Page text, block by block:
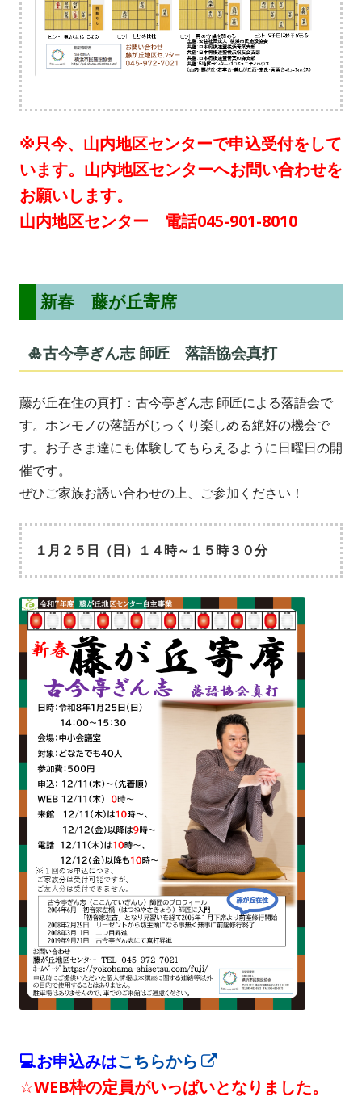
※只今、山内地区センターで申込受付をして
います。山内地区センターへお問い合わせを
お願いします。
山内地区センター 電話045-901-8010
新春 藤が丘寄席
🎍古今亭ぎん志 師匠 落語協会真打
藤が丘在住の真打：古今亭ぎん志 師匠による落語会で
す。ホンモノの落語がじっくり楽しめる絶好の機会で
す。お子さま達にも体験してもらえるように日曜日の開
催です。
ぜひご家族お誘い合わせの上、ご参加ください！
１月２５日（日）１４時～１５時３０分
💻お申込みはこちらから
し
☆WEB枠の定員がいっぱいとなりました。